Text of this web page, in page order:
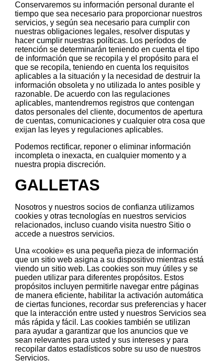
Conservaremos su información personal durante el
tiempo que sea necesario para proporcionar nuestros
servicios, y según sea necesario para cumplir con
nuestras obligaciones legales, resolver disputas y
hacer cumplir nuestras políticas. Los períodos de
retención se determinarán teniendo en cuenta el tipo
de información que se recopila y el propósito para el
que se recopila, teniendo en cuenta los requisitos
aplicables a la situación y la necesidad de destruir la
información obsoleta y no utilizada lo antes posible y
razonable. De acuerdo con las regulaciones
aplicables, mantendremos registros que contengan
datos personales del cliente, documentos de apertura
de cuentas, comunicaciones y cualquier otra cosa que
exijan las leyes y regulaciones aplicables.
Podemos rectificar, reponer o eliminar información
incompleta o inexacta, en cualquier momento y a
nuestra propia discreción.
GALLETAS
Nosotros y nuestros socios de confianza utilizamos
cookies y otras tecnologías en nuestros servicios
relacionados, incluso cuando visita nuestro Sitio o
accede a nuestros servicios.
Una «cookie» es una pequeña pieza de información
que un sitio web asigna a su dispositivo mientras está
viendo un sitio web. Las cookies son muy útiles y se
pueden utilizar para diferentes propósitos. Estos
propósitos incluyen permitirle navegar entre páginas
de manera eficiente, habilitar la activación automática
de ciertas funciones, recordar sus preferencias y hacer
que la interacción entre usted y nuestros Servicios sea
más rápida y fácil. Las cookies también se utilizan
para ayudar a garantizar que los anuncios que ve
sean relevantes para usted y sus intereses y para
recopilar datos estadísticos sobre su uso de nuestros
Servicios.